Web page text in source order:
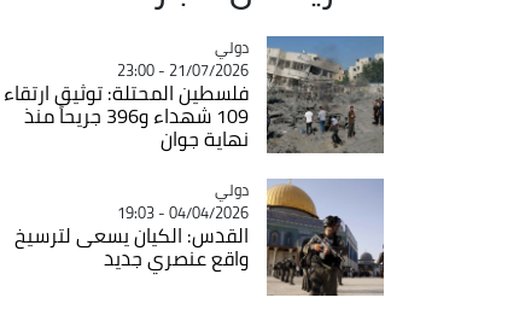
Catégorie
دولي
21/07/2026 - 23:00
فلسطين المحتلة: توثيق ارتقاء
109 شهداء و396 جريحاً منذ
نهاية جوان
Catégorie
دولي
04/04/2026 - 19:03
القدس: الكيان يسعى لترسيخ
واقع عنصري جديد